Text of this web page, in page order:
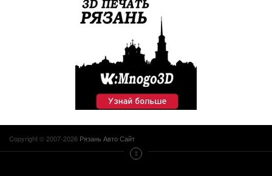
Copyright © 2007-2026 Рязань Авто Сайт